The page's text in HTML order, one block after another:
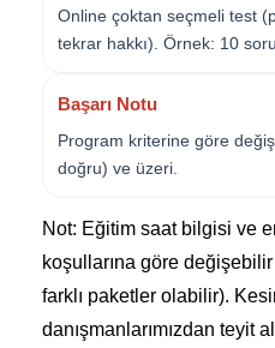
Online çoktan seçmeli test
tekrar hakkı). Örnek: 10
Başarı Notu
Program kriterine göre
doğru) ve üzeri.
Not: Eğitim saat bilgisi ve
koşullarına göre
farklı paketler olabilir).
danışmanlarımızdan teyit